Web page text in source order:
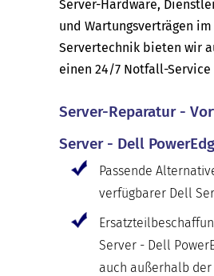
Server-Hardware,
und Wartungsverträgen
Servertechnik bieten wir
einen 24/7 Notfall-Service
Server-Reparatur -
Server - Dell
Passende
verfügbarer Dell
Server - Dell
auch außerhalb der